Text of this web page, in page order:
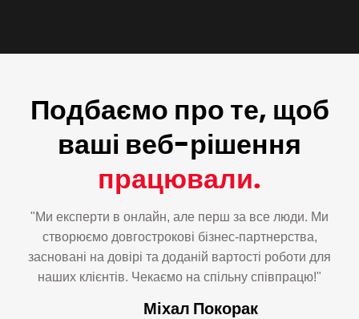
Подбаємо про те, щоб
ваші веб-рішення
працювали.
"Ми експерти в онлайн, але перш за все люди. Ми
створюємо довгострокові бізнес-партнерства,
засновані на довірі та доданій вартості роботи для
наших клієнтів. Чекаємо на спільну співпрацю!"
Міхал Покорак